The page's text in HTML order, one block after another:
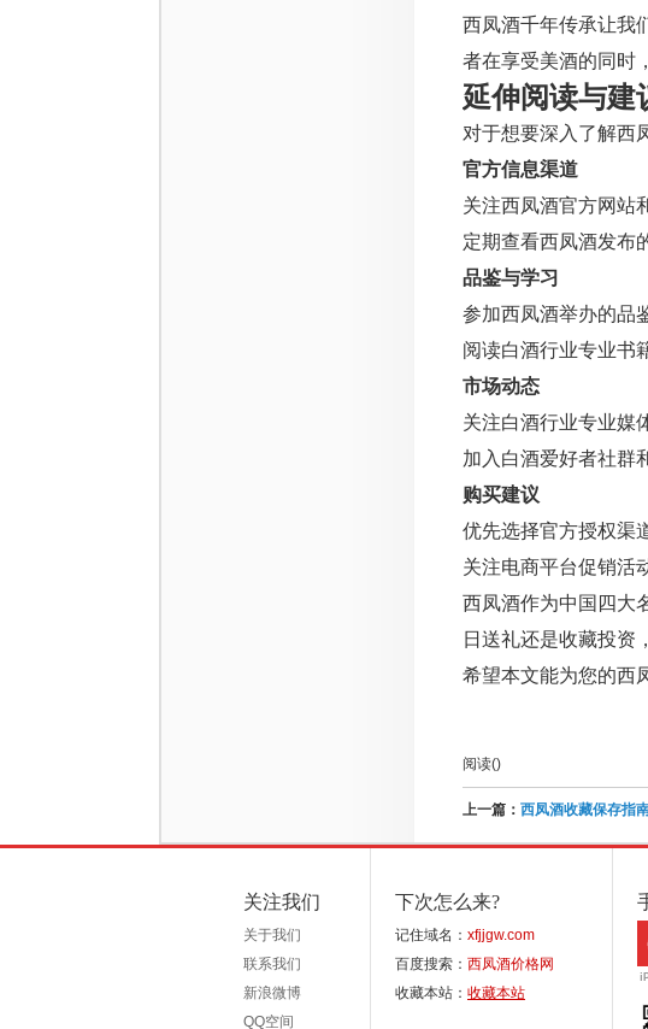
西凤酒千年传承让我
者在享受美酒的同时
延伸阅读与建
对于想要深入了解西
官方信息渠道
关注西凤酒官方网站
定期查看西凤酒发布
品鉴与学习
参加西凤酒举办的品
阅读白酒行业专业书
市场动态
关注白酒行业专业媒
加入白酒爱好者社群
购买建议
优先选择官方授权渠
关注电商平台促销活
西凤酒作为中国四大
日送礼还是收藏投资
希望本文能为您的西
阅读()
上一篇： 西凤酒收藏保存指
关注我们
关于我们
联系我们
新浪微博
QQ空间
下次怎么来?
记住域名： xfjjgw.com
百度搜索： 西凤酒价格网
收藏本站： 收藏本站